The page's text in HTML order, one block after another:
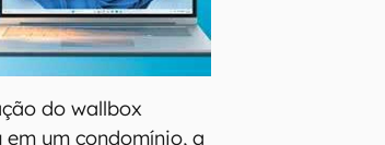
do wallbox
um condomínio, a